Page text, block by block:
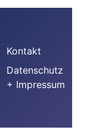
Kontakt
Datenschutz
+ Impressum